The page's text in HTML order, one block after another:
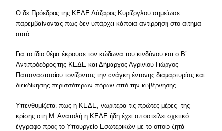
Ο δε Πρόεδρος της ΚΕΔΕ Λάζαρος Κυρίζογλου σημείωσε
παρεμβαίνοντας πως δεν υπάρχει κάποια αντίρρηση στο αίτημα
αυτό.
Για το ίδιο θέμα έκρουσε τον κώδωνα του κινδύνου και ο Β’
Αντιπρόεδρος της ΚΕΔΕ και Δήμαρχος Αγρινίου Γιώργος
Παπαναστασίου τονίζοντας την ανάγκη έντονης διαμαρτυρίας και
διεκδίκησης περισσότερων πόρων από την κυβέρνησης.
Υπενθυμίζεται πως η ΚΕΔΕ, νωρίτερα τις πρώτες μέρες της
κρίσης στη Μ. Ανατολή η ΚΕΔE ήδη έχει αποστείλει σχετικό
έγγραφο προς το Υπουργείο Εσωτερικών με το οποίο ζητά